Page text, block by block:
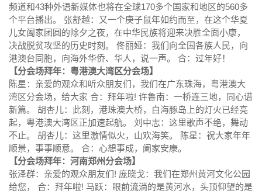
频道和43种外语新媒体也将在全球170多个国家和地区的560多
个平台播出。 张舒越：又一个庚子鼠年如约而至，在这个华夏
儿女阖家团圆的除夕之夜，在中华民族将迎来决胜全面小康，
决战脱贫攻坚的历史时刻。 佟丽娅：我们向全国各族人民，向
港澳台同胞，向海外华侨、华人，说一声。 合：过年好！
【分会场拜年：粤港澳大湾区分会场】
陈星：亲爱的观众和听众朋友们，我们在广东珠海，粤港澳大
湾区分会场，给大家 合：拜年啦! 许鲁南：一桥连三地，同心谱
新篇。 胡杏儿：此刻，港珠澳大桥，白海豚岛上的灯火已经亮
起，粤港澳大湾区正加速起航。 刘中志：这里歌声不绝，舞动
不止。 胡杏儿：这里激情似火，山欢海笑。 陈星：祝大家年年
顺景，事事顺意。 合：心想事成，阖家安康。
【分会场拜年：河南郑州分会场】
张泽群：亲爱的观众朋友们! 庞晓戈：我们在郑州黄河文化公园
给您， 合：拜年啦! 马跃：眼前流淌的是黄河水，头顶仰望的是